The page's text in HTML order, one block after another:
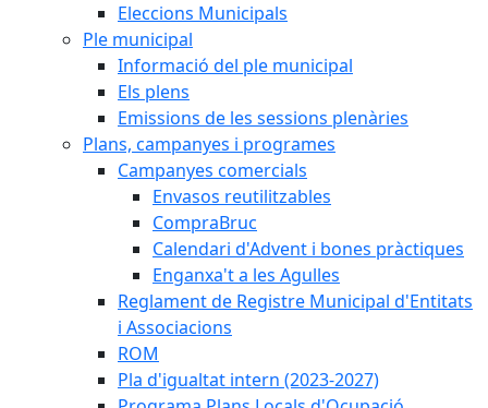
Eleccions Municipals
Ple municipal
Informació del ple municipal
Els plens
Emissions de les sessions plenàries
Plans, campanyes i programes
Campanyes comercials
Envasos reutilitzables
CompraBruc
Calendari d'Advent i bones pràctiques
Enganxa't a les Agulles
Reglament de Registre Municipal d'Entitats
i Associacions
ROM
Pla d'igualtat intern (2023-2027)